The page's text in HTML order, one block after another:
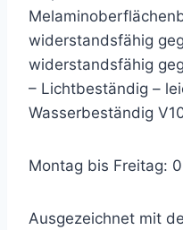
widerstandsfähig
widerstandsfähig
– Lichtbeständig –
Wasserbeständig
Montag bis Freitag:
Ausgezeichnet mit